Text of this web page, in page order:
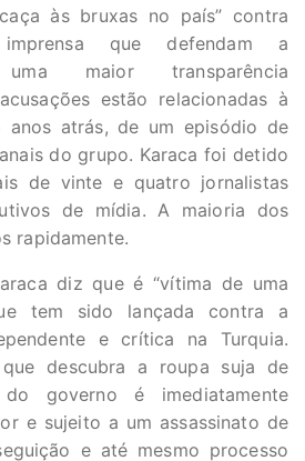
às bruxas no país” contra
que defendam a
maior transparência
estão relacionadas à
anos atrás, de um episódio de
do grupo. Karaca foi detido
de vinte e quatro jornalistas
de mídia. A maioria dos
rapidamente.
diz que é “vítima de uma
tem sido lançada contra a
e crítica na Turquia.
que descubra a roupa suja de
governo é imediatamente
e sujeito a um assassinato de
e até mesmo processo